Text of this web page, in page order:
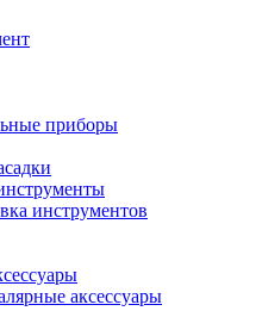
приборы
инструментов
аксессуары